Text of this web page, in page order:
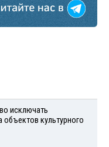
исключать
объектов культурного